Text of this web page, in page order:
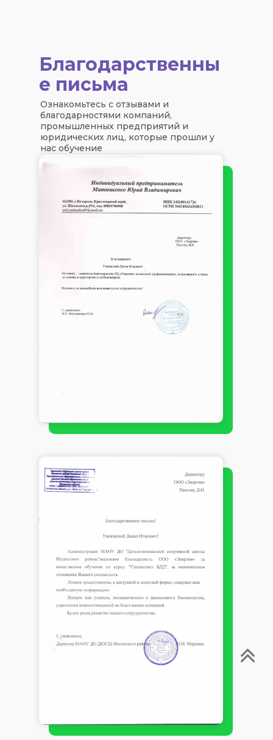
Благодарственны
е письма
Ознакомьтесь с отзывами и
благодарностями компаний,
промышленных предприятий и
юридических лиц, которые прошли у
нас обучение